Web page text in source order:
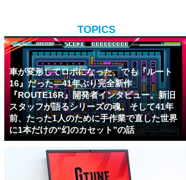
TOPICS
車が変形してロボになった、でも『ルート
16』だった―41年ぶり完全新作
『ROUTE16R』開発者インタビュー。新旧
スタッフが語るシリーズの魂。そして41年
前、たった1人のために手作業で直した世界
に1本だけの“幻のカセット”の話